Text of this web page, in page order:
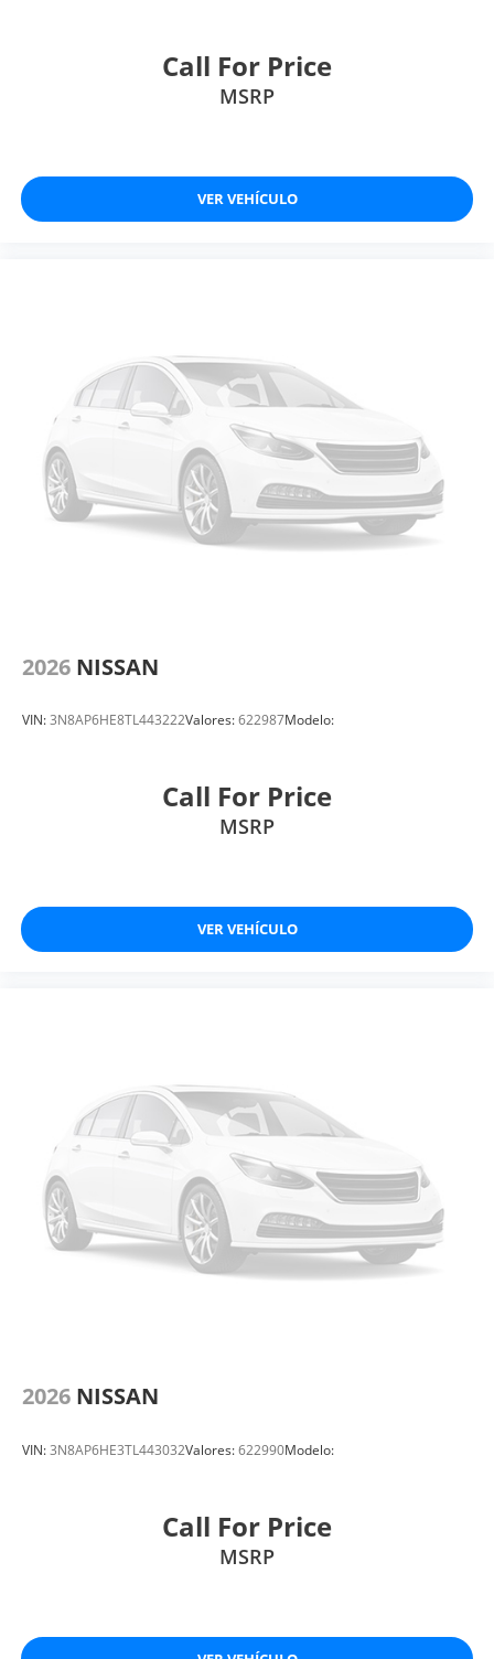
Call For Price
MSRP
VER VEHÍCULO
2026 NISSAN
VIN:3N8AP6HE8TL443222Valores:622987Modelo:
Call For Price
MSRP
VER VEHÍCULO
2026 NISSAN
VIN:3N8AP6HE3TL443032Valores:622990Modelo:
Call For Price
MSRP